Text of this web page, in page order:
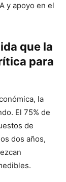
y apoyo en el
que la
para
la
El 75% de
de
dos años,